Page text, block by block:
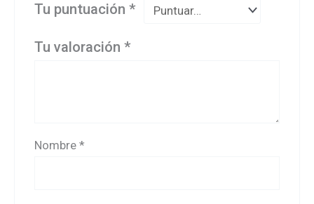
Tu puntuación*
Tu valoración*
Nombre*